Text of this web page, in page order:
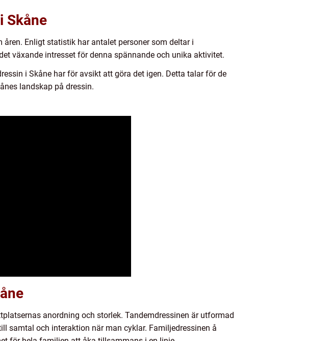
Skåne
Enligt statistik har antalet personer som deltar i
växande intresset för denna spännande och unika aktivitet.
i Skåne har för avsikt att göra det igen. Detta talar för de
landskap på dressin.
anordning och storlek. Tandemdressinen är utformad
samtal och interaktion när man cyklar. Familjedressinen å